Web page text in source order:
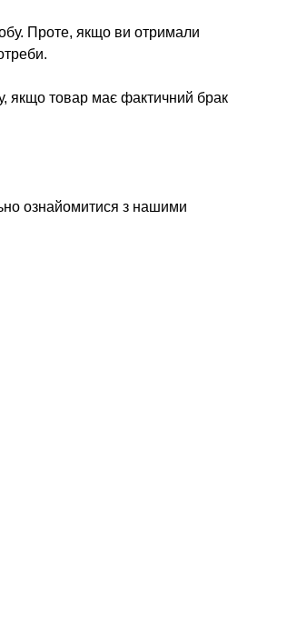
Проте, якщо ви отримали
якщо товар має фактичний брак
ознайомитися з нашими